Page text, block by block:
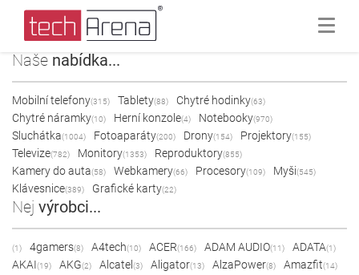
Naše nabídka...
Mobilní telefony(315) Tablety(88) Chytré hodinky(63)
Chytré náramky(10) Herní konzole(4) Notebooky(970)
Sluchátka(1004) Fotoaparáty(200) Drony(154) Projektory(155)
Televize(782) Monitory(1353) Reproduktory(855)
Kamery do auta(58) Webkamery(66) Procesory(109) Myši(545)
Klávesnice(389) Grafické karty(22)
Nej výrobci...
(1) 4gamers(8) A4tech(10) ACER(166) ADAM AUDIO(11) ADATA(1)
AKAI(19) AKG(2) Alcatel (3) Aligator(13) AlzaPower(8) Amazfit(14)